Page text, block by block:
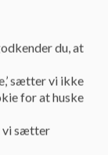
du, at
sætter vi ikke
for at huske
vi sætter